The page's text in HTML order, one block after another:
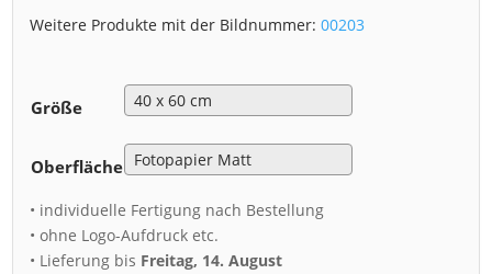
Weitere Produkte mit der Bildnummer:00203
Größe
Oberfläche
• individuelle Fertigung nach Bestellung
• ohne Logo-Aufdruck etc.
• Lieferung bis Freitag, 14. August